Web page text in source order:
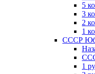
5
3
2
1
СССР
1